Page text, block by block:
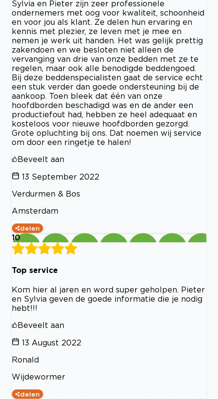
Sylvia en Pieter zijn zeer professionele
ondernemers met oog voor kwaliteit, schoonheid
en voor jou als klant. Ze delen hun ervaring en
kennis met plezier, ze leven met je mee en
nemen je werk uit handen. Het was gelijk prettig
zakendoen en we besloten niet alleen de
vervanging van drie van onze bedden met ze te
regelen, maar ook alle benodigde beddengoed.
Bij deze beddenspecialisten gaat de service echt
een stuk verder dan goede ondersteuning bij de
aankoop. Toen bleek dat één van onze
hoofdborden beschadigd was en de ander een
productiefout had, hebben ze heel adequaat en
kosteloos voor nieuwe hoofdborden gezorgd.
Grote opluchting bij ons. Dat noemen wij service
om door een ringetje te halen!
Beveelt aan
13 September 2022
Verdurmen & Bos
Amsterdam
delen
10
Top service
Kom hier al jaren en word super geholpen. Pieter
en Sylvia geven de goede informatie die je nodig
hebt!!!
Beveelt aan
13 August 2022
Ronald
Wijdewormer
delen